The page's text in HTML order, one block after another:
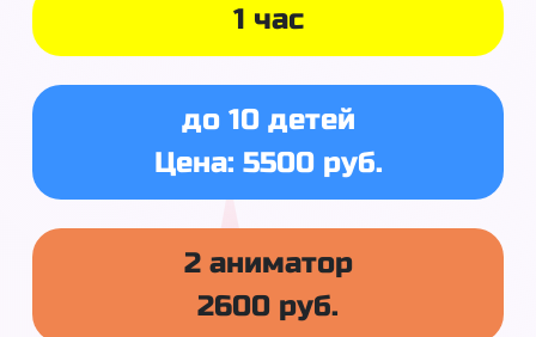
1 час
до 10 детей
Цена: 5500 руб.
2 аниматор
2600 руб.